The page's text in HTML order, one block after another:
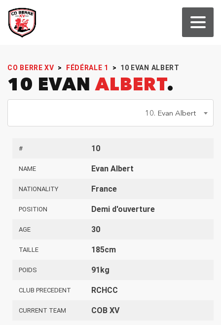
CO BERRE XV > FÉDÉRALE 1 > 10 EVAN ALBERT
10 EVANALBERT
10. Evan Albert
# 10
NAME Evan Albert
NATIONALITY France
POSITION Demi d'ouverture
AGE 30
TAILLE 185cm
POIDS 91kg
CLUB PRECEDENT RCHCC
CURRENT TEAM COB XV